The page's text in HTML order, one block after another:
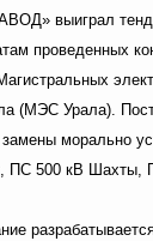
выиграл
проведенных
(МЭС Урала).
морально
ПС 500 кВ Шахты,